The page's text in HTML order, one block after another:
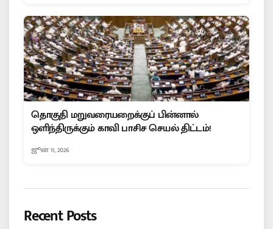
தொகுதி மறுவரையறைக்குப் பின்னால்
ஒளிந்திருக்கும் காவி பாசிச செயல் திட்டம்!
ஜூன் 11, 2026
Recent Posts